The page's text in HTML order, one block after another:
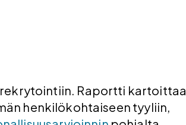
Raportti kartoittaa
henkilökohtaiseen tyyliin,